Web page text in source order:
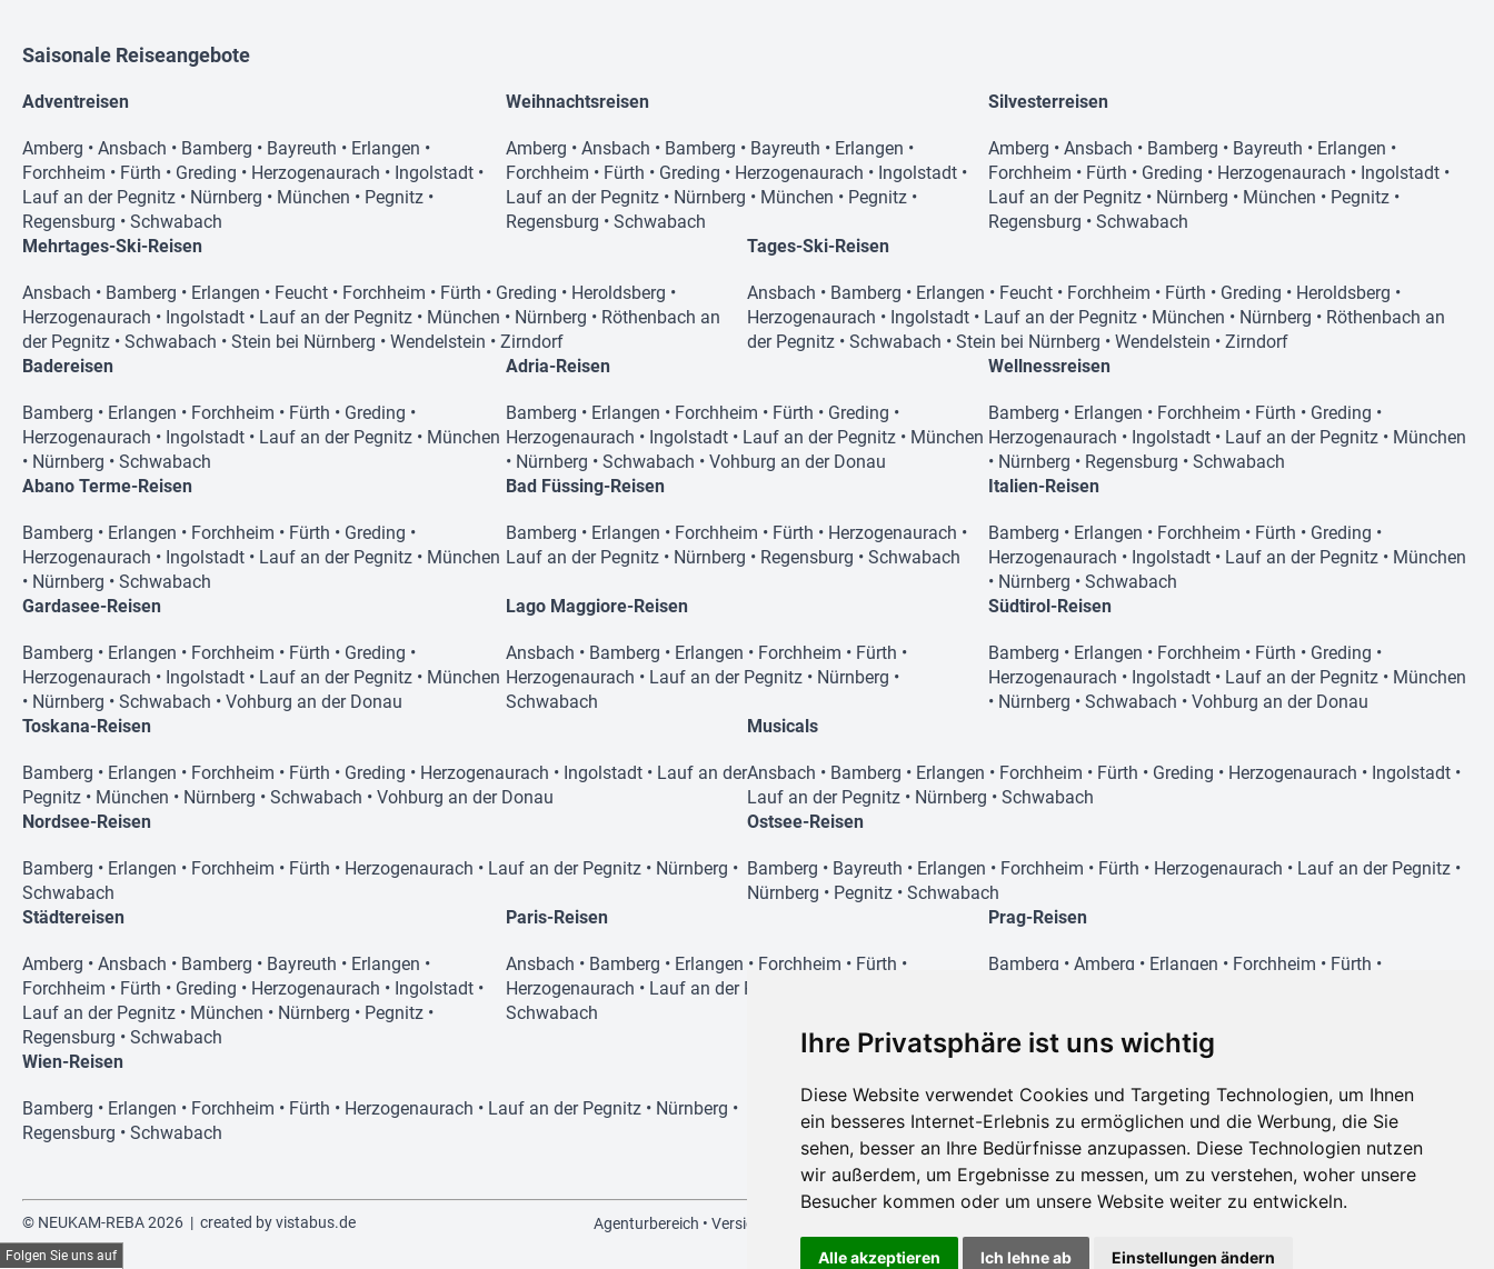
Ihre Privatsphäre ist uns wichtig
Diese Website verwendet Cookies und Targeting Technologien, um Ihnen
ein besseres Internet-Erlebnis zu ermöglichen und die Werbung, die Sie
sehen, besser an Ihre Bedürfnisse anzupassen. Diese Technologien nutzen
wir außerdem, um Ergebnisse zu messen, um zu verstehen, woher unsere
Besucher kommen oder um unsere Website weiter zu entwickeln.
Alle akzeptieren Ich lehne ab Einstellungen ändern
Digitaler Reiseassistent
Saisonale Reiseangebote
Adventreisen
Amberg • Ansbach • Bamberg • Bayreuth • Erlangen •
Forchheim • Fürth • Greding • Herzogenaurach • Ingolstadt •
Lauf an der Pegnitz • Nürnberg • München • Pegnitz •
Regensburg • Schwabach
Weihnachtsreisen
Amberg • Ansbach • Bamberg • Bayreuth • Erlangen •
Forchheim • Fürth • Greding • Herzogenaurach • Ingolstadt•
Lauf an der Pegnitz• Nürnberg • München • Pegnitz•
Regensburg • Schwabach
Silvesterreisen
Amberg •Ansbach • Bamberg • Bayreuth • Erlangen •
Forchheim • Fürth • Greding • Herzogenaurach • Ingolstadt •
Lauf an der Pegnitz • Nürnberg • München • Pegnitz •
Regensburg •Schwabach
Mehrtages-Ski-Reisen
Ansbach • Bamberg • Erlangen • Feucht • Forchheim • Fürth • Greding • Heroldsberg •
Herzogenaurach • Ingolstadt • Lauf an der Pegnitz • München • Nürnberg • Röthenbach an
der Pegnitz • Schwabach • Stein bei Nürnberg • Wendelstein • Zirndorf
Tages-Ski-Reisen
Ansbach • Bamberg • Erlangen • Feucht • Forchheim • Fürth • Greding • Heroldsberg •
Herzogenaurach • Ingolstadt • Lauf an der Pegnitz • München • Nürnberg • Röthenbach an
der Pegnitz • Schwabach • Stein bei Nürnberg • Wendelstein • Zirndorf
Badereisen
Bamberg • Erlangen • Forchheim • Fürth • Greding •
Herzogenaurach • Ingolstadt • Lauf an der Pegnitz • München
• Nürnberg • Schwabach
Adria-Reisen
Bamberg • Erlangen • Forchheim • Fürth • Greding •
Herzogenaurach • Ingolstadt• Lauf an der Pegnitz• München
• Nürnberg • Schwabach • Vohburg an der Donau
Wellnessreisen
Bamberg • Erlangen • Forchheim • Fürth • Greding •
Herzogenaurach • Ingolstadt • Lauf an der Pegnitz • München
• Nürnberg • Regensburg •Schwabach
Abano Terme-Reisen
Bamberg • Erlangen • Forchheim • Fürth • Greding •
Herzogenaurach • Ingolstadt • Lauf an der Pegnitz • München
• Nürnberg • Schwabach
Bad Füssing-Reisen
Bamberg • Erlangen • Forchheim • Fürth • Herzogenaurach •
Lauf an der Pegnitz• Nürnberg • Regensburg • Schwabach
Italien-Reisen
Bamberg • Erlangen • Forchheim • Fürth • Greding •
Herzogenaurach • Ingolstadt • Lauf an der Pegnitz • München
• Nürnberg •Schwabach
Gardasee-Reisen
Bamberg • Erlangen • Forchheim • Fürth • Greding •
Herzogenaurach • Ingolstadt • Lauf an der Pegnitz • München
• Nürnberg • Schwabach • Vohburg an der Donau
Lago Maggiore-Reisen
Ansbach • Bamberg • Erlangen • Forchheim • Fürth •
Herzogenaurach • Lauf an der Pegnitz• Nürnberg •
Schwabach
Südtirol-Reisen
Bamberg • Erlangen • Forchheim • Fürth • Greding •
Herzogenaurach • Ingolstadt • Lauf an der Pegnitz • München
• Nürnberg •Schwabach •Vohburg an der Donau
Toskana-Reisen
Bamberg • Erlangen • Forchheim • Fürth • Greding • Herzogenaurach • Ingolstadt • Lauf an der
Pegnitz • München • Nürnberg • Schwabach • Vohburg an der Donau
Musicals
Ansbach • Bamberg • Erlangen • Forchheim • Fürth • Greding • Herzogenaurach • Ingolstadt •
Lauf an der Pegnitz • Nürnberg • Schwabach
Nordsee-Reisen
Bamberg • Erlangen • Forchheim • Fürth • Herzogenaurach • Lauf an der Pegnitz • Nürnberg •
Schwabach
Ostsee-Reisen
Bamberg • Bayreuth • Erlangen • Forchheim • Fürth • Herzogenaurach • Lauf an der Pegnitz •
Nürnberg • Pegnitz • Schwabach
Städtereisen
Amberg • Ansbach • Bamberg • Bayreuth • Erlangen •
Forchheim • Fürth • Greding • Herzogenaurach • Ingolstadt •
Lauf an der Pegnitz • München • Nürnberg • Pegnitz •
Regensburg • Schwabach
Paris-Reisen
Ansbach • Bamberg • Erlangen • Forchheim • Fürth •
Herzogenaurach • Lauf an der Pegnitz
Schwabach
Prag-Reisen
Bamberg •Amberg • Erlangen • Forchheim • Fürth •
Wien-Reisen
Bamberg • Erlangen • Forchheim • Fürth • Herzogenaurach • Lauf an der Pegnitz • Nürnberg •
Regensburg • Schwabach
Ansbach•Bamberg•Erlangen•Forchheim•Fürth •Herzogenaurach•Lauf an der Pegnitz
Nürnberg•Schwabach
© NEUKAM-REBA 2026 | created byvistabus.de Agenturbereich Versicherungsvertrag widerrufen
Folgen Sie uns auf